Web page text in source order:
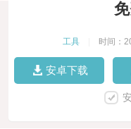
工具 时间：
安卓下载